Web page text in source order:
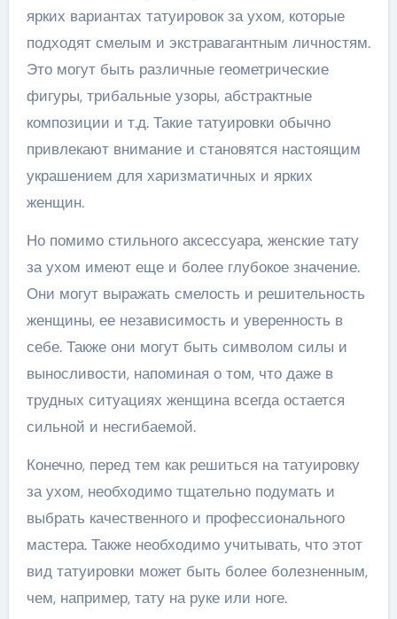
ярких вариантах татуировок за ухом, которые
подходят смелым и экстравагантным личностям.
Это могут быть различные геометрические
фигуры, трибальные узоры, абстрактные
композиции и т.д. Такие татуировки обычно
привлекают внимание и становятся настоящим
украшением для харизматичных и ярких
женщин.
Но помимо стильного аксессуара, женские тату
за ухом имеют еще и более глубокое значение.
Они могут выражать смелость и решительность
женщины, ее независимость и уверенность в
себе. Также они могут быть символом силы и
выносливости, напоминая о том, что даже в
трудных ситуациях женщина всегда остается
сильной и несгибаемой.
Конечно, перед тем как решиться на татуировку
за ухом, необходимо тщательно подумать и
выбрать качественного и профессионального
мастера. Также необходимо учитывать, что этот
вид татуировки может быть более болезненным,
чем, например, тату на руке или ноге.